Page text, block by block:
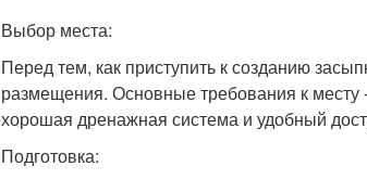
Выбор места:
Перед тем, как приступить к созданию
размещения. Основные требования к месту
хорошая дренажная система и удобный
Подготовка: